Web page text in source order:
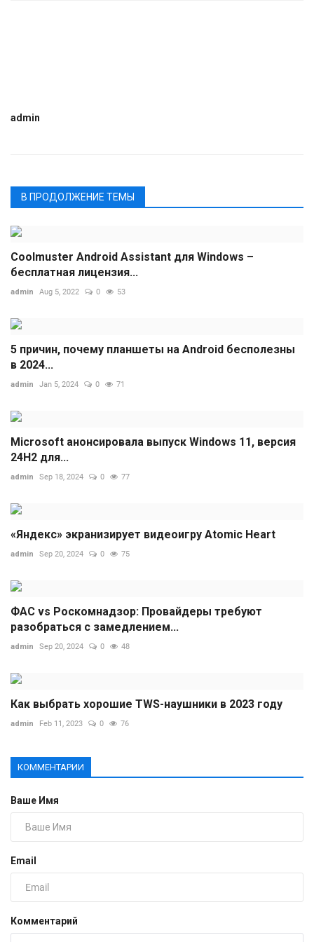
admin
В ПРОДОЛЖЕНИЕ ТЕМЫ
Coolmuster Android Assistant для Windows –
бесплатная лицензия...
admin Aug 5, 2022 0 53
5 причин, почему планшеты на Android бесполезны
в 2024...
admin Jan 5, 2024 0 71
Microsoft анонсировала выпуск Windows 11, версия
24H2 для...
admin Sep 18, 2024 0 77
«Яндекс» экранизирует видеоигру Atomic Heart
admin Sep 20, 2024 0 75
ФАС vs Роскомнадзор: Провайдеры требуют
разобраться с замедлением...
admin Sep 20, 2024 0 48
Как выбрать хорошие TWS-наушники в 2023 году
admin Feb 11, 2023 0 76
КОММЕНТАРИИ
Ваше Имя
Email
Комментарий